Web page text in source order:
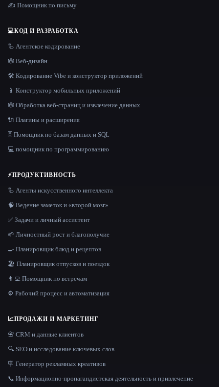
✍️ Помощник по письму
💻КОД И РАЗРАБОТКА
🦾 Агентское кодирование
🕸 Веб-дизайн
🛠️ Кодирование Vibe и конструктор приложений
📱 Конструктор мобильных приложений
🕸️ Обработка веб-страниц и извлечение данных
🔌 Плагины и расширения
🗄️ Помощник по базам данных и SQL
💻 помощник по программированию
⚡ПРОДУКТИВНОСТЬ
🦾 Агенты искусственного интеллекта
🧠 Ведение заметок и «второй мозг»
✅ Задачи и личный ассистент
🌱 Личностный рост и благополучие
🍳 Планировщик блюд и рецептов
🏖 Планировщик отпусков и поездок
👨‍💻 Помощник по встречам
⚙️ Рабочий процесс и автоматизация
📈ПРОДАЖИ И МАРКЕТИНГ
📇 CRM и данные клиентов
🔍 SEO и исследование ключевых слов
🪧 Генератор рекламных креативов
📞 Информационно-пропагандистская деятельность и привлечение